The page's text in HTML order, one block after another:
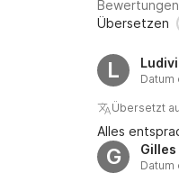
Übersetzen
L Datum
Übersetzt
Alles
G Gilles
Datum